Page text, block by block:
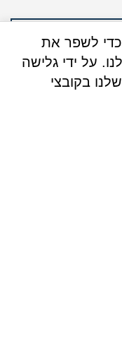
אנו משתמשים בקובצי Cookie כדי לשפר את
על ידי גלישה
בקובצי